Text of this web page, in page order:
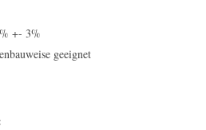
+- 3%
geeignet